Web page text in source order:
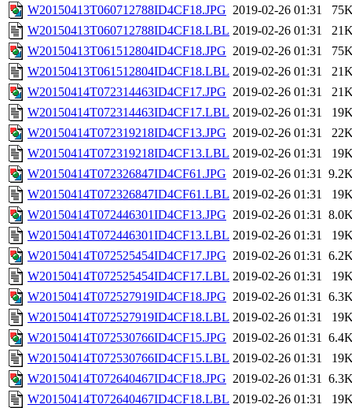
W20150413T060712788ID4CF18.JPG 2019-02-26 01:31
W20150413T060712788ID4CF18.LBL 2019-02-26 01:31
W20150413T061512804ID4CF18.JPG 2019-02-26 01:31
W20150413T061512804ID4CF18.LBL 2019-02-26 01:31
W20150414T072314463ID4CF17.JPG 2019-02-26 01:31
W20150414T072314463ID4CF17.LBL 2019-02-26 01:31
W20150414T072319218ID4CF13.JPG 2019-02-26 01:31
W20150414T072319218ID4CF13.LBL 2019-02-26 01:31
W20150414T072326847ID4CF61.JPG 2019-02-26 01:31
W20150414T072326847ID4CF61.LBL 2019-02-26 01:31
W20150414T072446301ID4CF13.JPG 2019-02-26 01:31
W20150414T072446301ID4CF13.LBL 2019-02-26 01:31
W20150414T072525454ID4CF17.JPG 2019-02-26 01:31
W20150414T072525454ID4CF17.LBL 2019-02-26 01:31
W20150414T072527919ID4CF18.JPG 2019-02-26 01:31
W20150414T072527919ID4CF18.LBL 2019-02-26 01:31
W20150414T072530766ID4CF15.JPG 2019-02-26 01:31
W20150414T072530766ID4CF15.LBL 2019-02-26 01:31
W20150414T072640467ID4CF18.JPG 2019-02-26 01:31
W20150414T072640467ID4CF18.LBL 2019-02-26 01:31